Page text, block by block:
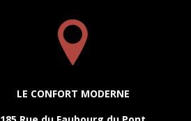
LE CONFORT MODERNE